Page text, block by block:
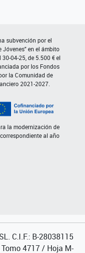
subvención por el
en el ámbito
04-25, de 5.500 € el
por los Fondos
la Comunidad de
2021-2027.
la modernización de
al año
C.I.F.: B-28038115
4717 / Hoja M-